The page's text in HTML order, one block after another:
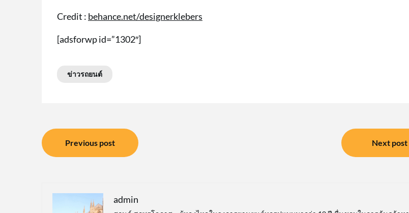
Credit : behance.net/designerklebers
[adsforwp id=”1302″]
ข่าวรถยนต์
แนะแนว
เรื่อง
Previous post Next post
admin